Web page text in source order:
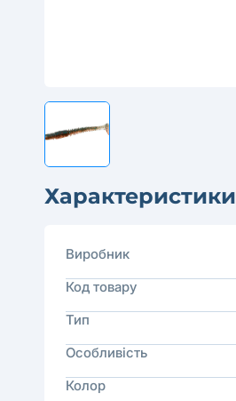
Характеристики
Виробник
Код товару
Тип
Особливість
Колор